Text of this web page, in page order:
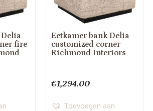
Delia
fire
Eetkamer bank Delia
customized corner
Richmond Interiors
€1,294.00
Toevoegen aan